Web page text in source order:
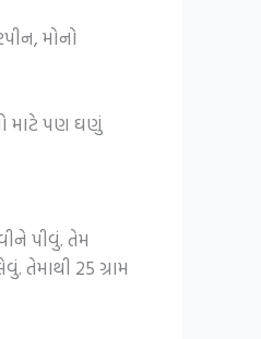
મોનો
માટે પણ ઘણું
પીવું. તેમ
તેમાથી 25 ગ્રામ